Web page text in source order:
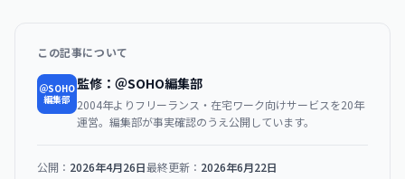
この記事について
＠SOHO
編集部
監修：＠SOHO編集部
2004年よりフリーランス・在宅ワーク向けサービスを20年
運営。編集部が事実確認のうえ公開しています。
公開： 2026年4月26日最終更新： 2026年6月22日